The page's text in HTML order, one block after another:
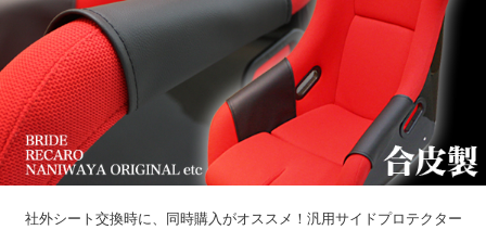
社外シート交換時に、同時購入がオススメ！汎用サイドプロテクター